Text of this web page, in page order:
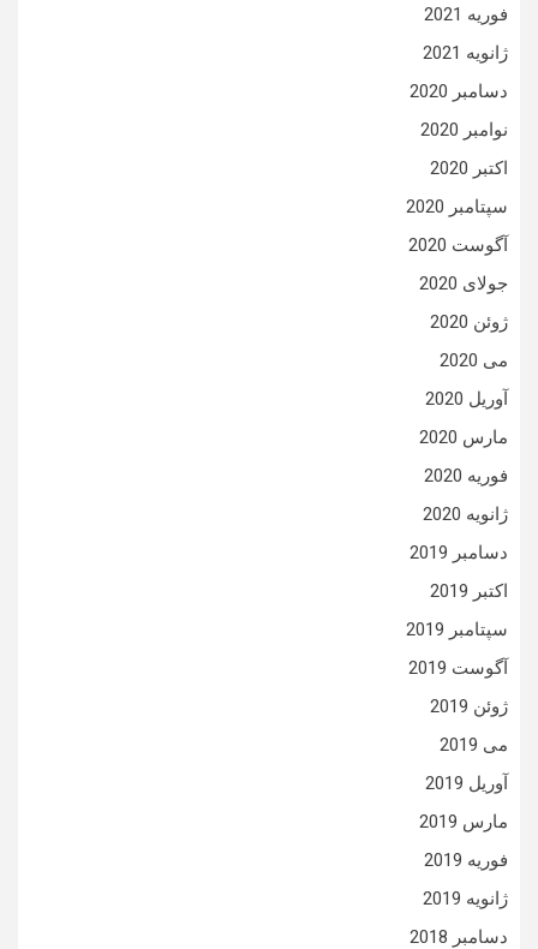
فوریه 2021
ژانویه 2021
دسامبر 2020
نوامبر 2020
اکتبر 2020
سپتامبر 2020
آگوست 2020
جولای 2020
ژوئن 2020
می 2020
آوریل 2020
مارس 2020
فوریه 2020
ژانویه 2020
دسامبر 2019
اکتبر 2019
سپتامبر 2019
آگوست 2019
ژوئن 2019
می 2019
آوریل 2019
مارس 2019
فوریه 2019
ژانویه 2019
دسامبر 2018